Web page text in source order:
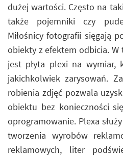
dużej wartości. Często na
także pojemniki czy
Miłośnicy fotografii sięgają
obiekty z efektem odbicia.
jest płyta plexi na wymiar,
jakichkolwiek zarysowań.
robienia zdjęć pozwala
obiektu bez konieczności
oprogramowanie. Plexa
tworzenia wyrobów
reklamowych, liter